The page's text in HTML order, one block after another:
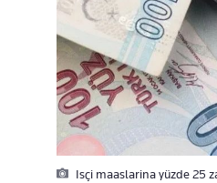
Isçi maaslarina yüzde 25